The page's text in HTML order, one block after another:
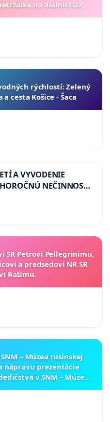
na dialnici D2
rýchlostí: Zelený
cesta Košice - Šaca
A VYVODENIE
NEČINNOSŤ
SR Petrovi Pellegrinimu,
a predsedovi NR SR
Rašimu.
– Múzea rusínskej
nápravu prezentácie
v SNM – Múzeu